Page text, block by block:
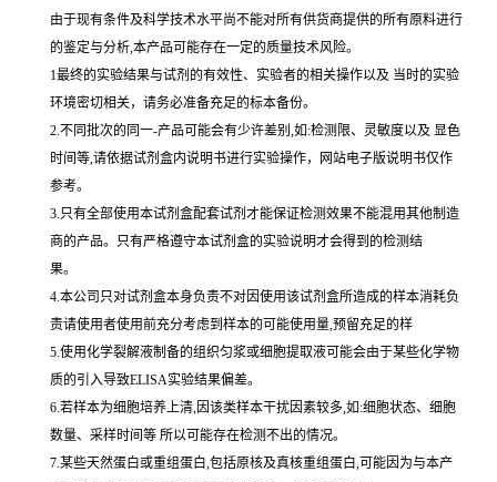
由于现有条件及科学技术水平尚不能对所有供货商提供的所有原料进行
的鉴定与分析,本产品可能存在一定的质量技术风险。
1最终的实验结果与试剂的有效性、实验者的相关操作以及 当时的实验
环境密切相关，请务必准备充足的标本备份。
2.不同批次的同一-产品可能会有少许差别,如:检测限、灵敏度以及 显色
时间等,请依据试剂盒内说明书进行实验操作，网站电子版说明书仅作
参考。
3.只有全部使用本试剂盒配套试剂才能保证检测效果不能混用其他制造
商的产品。只有严格遵守本试剂盒的实验说明才会得到的检测结
果。
4.本公司只对试剂盒本身负责不对因使用该试剂盒所造成的样本消耗负
责请使用者使用前充分考虑到样本的可能使用量,预留充足的样
5.使用化学裂解液制备的组织匀浆或细胞提取液可能会由于某些化学物
质的引入导致ELISA实验结果偏差。
6.若样本为细胞培养上清,因该类样本干扰因素较多,如:细胞状态、细胞
数量、采样时间等 所以可能存在检测不出的情况。
7.某些天然蛋白或重组蛋白,包括原核及真核重组蛋白,可能因为与本产